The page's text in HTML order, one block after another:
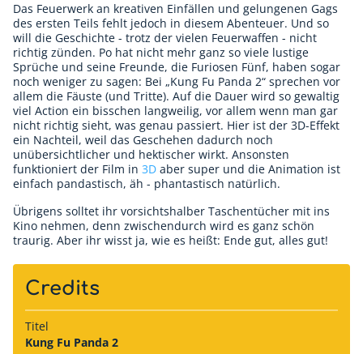
Das Feuerwerk an kreativen Einfällen und gelungenen Gags
des ersten Teils fehlt jedoch in diesem Abenteuer. Und so
will die Geschichte - trotz der vielen Feuerwaffen - nicht
richtig zünden. Po hat nicht mehr ganz so viele lustige
Sprüche und seine Freunde, die Furiosen Fünf, haben sogar
noch weniger zu sagen: Bei „Kung Fu Panda 2“ sprechen vor
allem die Fäuste (und Tritte). Auf die Dauer wird so gewaltig
viel Action ein bisschen langweilig, vor allem wenn man gar
nicht richtig sieht, was genau passiert. Hier ist der 3D-Effekt
ein Nachteil, weil das Geschehen dadurch noch
unübersichtlicher und hektischer wirkt. Ansonsten
funktioniert der Film in 3D aber super und die Animation ist
einfach pandastisch, äh - phantastisch natürlich.
Übrigens solltet ihr vorsichtshalber Taschentücher mit ins
Kino nehmen, denn zwischendurch wird es ganz schön
traurig. Aber ihr wisst ja, wie es heißt: Ende gut, alles gut!
Credits
Titel
Kung Fu Panda 2